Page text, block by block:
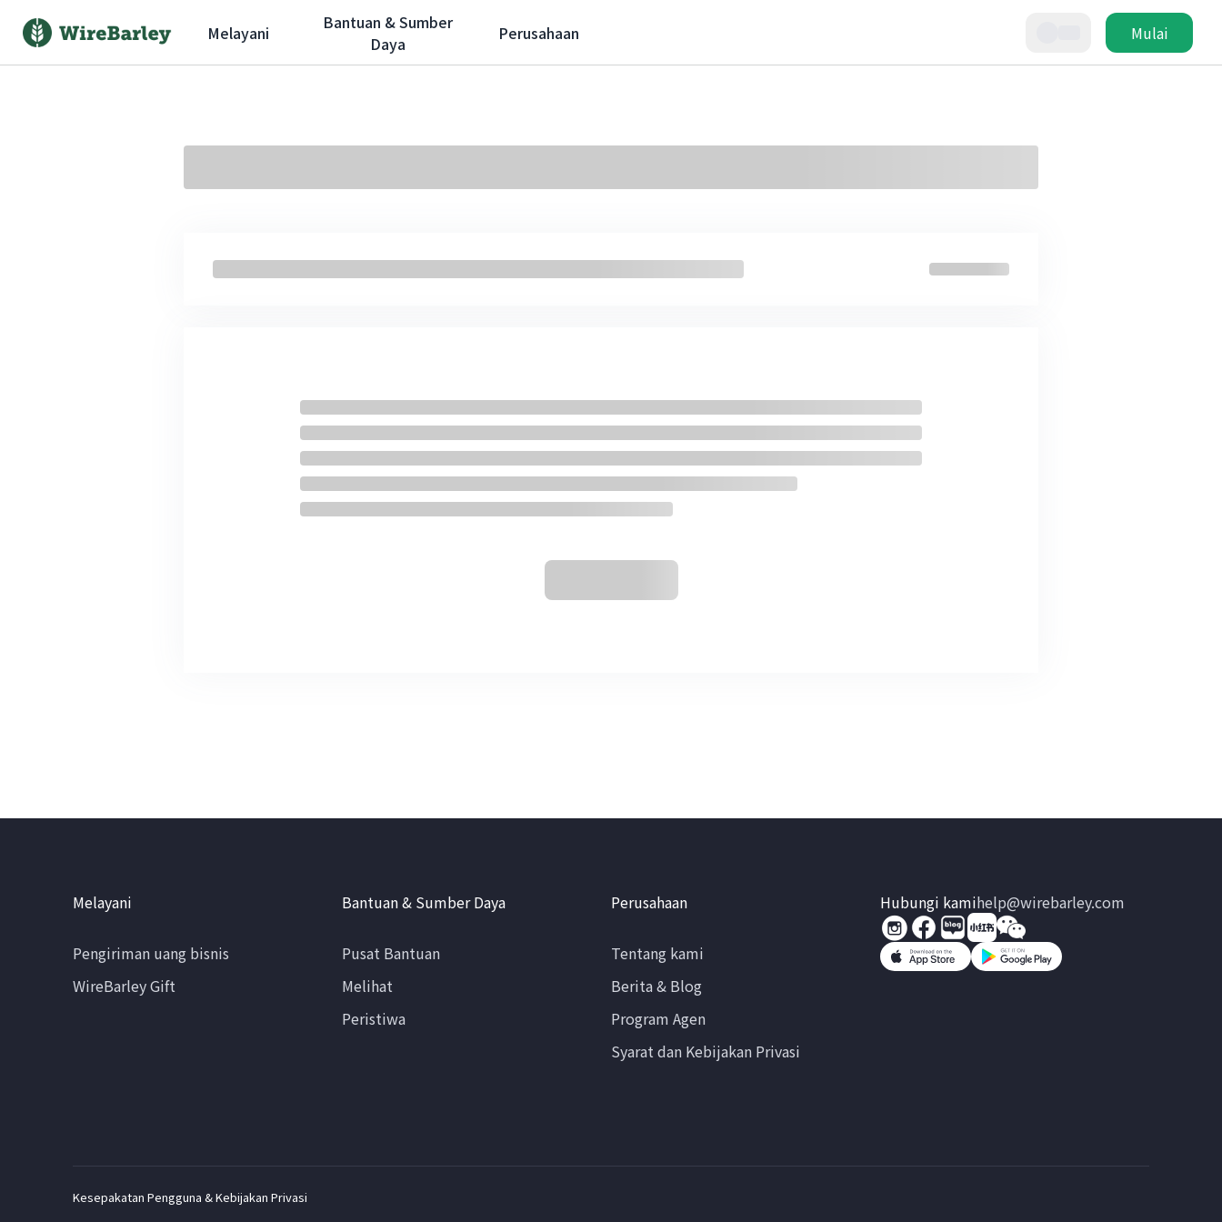
Melayani
Bantuan & Sumber
Daya
Perusahaan Mulai
Melayani
Pengiriman uang bisnis
WireBarley Gift
Bantuan & Sumber Daya
Pusat Bantuan
Melihat
Peristiwa
Perusahaan
Tentang kami
Berita & Blog
Program Agen
Syarat dan Kebijakan Privasi
Hubungi kamihelp@wirebarley.com
Kesepakatan Pengguna & Kebijakan Privasi